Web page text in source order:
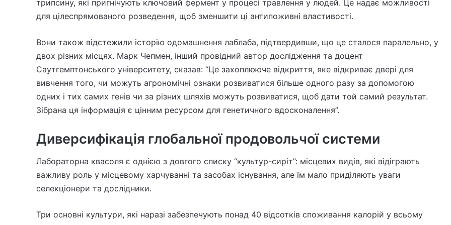
трипсину, які пригнічують ключовий фермент у процесі травлення у людей. Це надає можливості
для цілеспрямованого розведення, щоб зменшити ці антипоживні властивості.
Вони також відстежили історію одомашнення лаблаба, підтвердивши, що це сталося паралельно, у
двох різних місцях. Марк Чепмен, інший провідний автор дослідження та доцент
Саутгемптонського університету, сказав: “Це захоплююче відкриття, яке відкриває двері для
вивчення того, чи можуть агрономічні ознаки розвиватися більше одного разу за допомогою
одних і тих самих генів чи за різних шляхів можуть розвиватися, щоб дати той самий результат.
Зібрана ця інформація є цінним ресурсом для генетичного вдосконалення”.
Диверсифікація глобальної продовольчої системи
Лабораторна квасоля є однією з довгого списку “культур-сиріт”: місцевих видів, які відіграють
важливу роль у місцевому харчуванні та засобах існування, але їм мало приділяють уваги
селекціонери та дослідники.
Три основні культури, які наразі забезпечують понад 40 відсотків споживання калорій у всьому